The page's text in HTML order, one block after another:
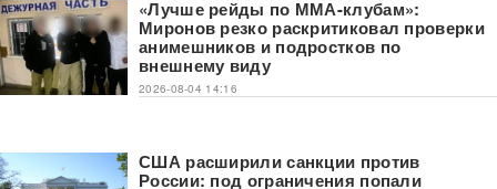
«Лучше рейды по ММА-клубам»:
Миронов резко раскритиковал проверки
анимешников и подростков по
внешнему виду
2026-08-04 14:16
США расширили санкции против
России: под ограничения попали